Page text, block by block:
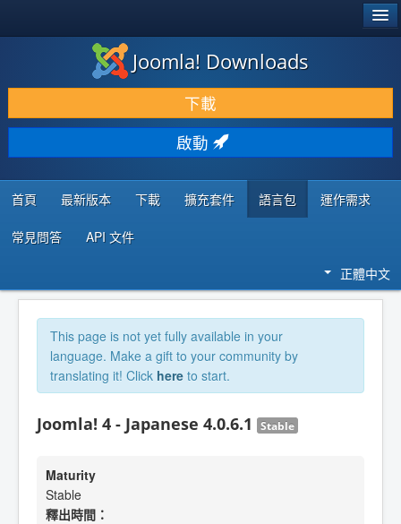
下載 & 擴充
發現 & 學習
社群 & 支援
程式者資源
Joomla! Downloads
下載
啟動
首頁 最新版本 下載 擴充套件 語言包 運作需求
常見問答 API 文件
正體中文
This page is not yet fully available in your
language. Make a gift to your community by
translating it! Click here to start.
Joomla! 4 - Japanese 4.0.6.1 Stable
Maturity
Stable
釋出時間：